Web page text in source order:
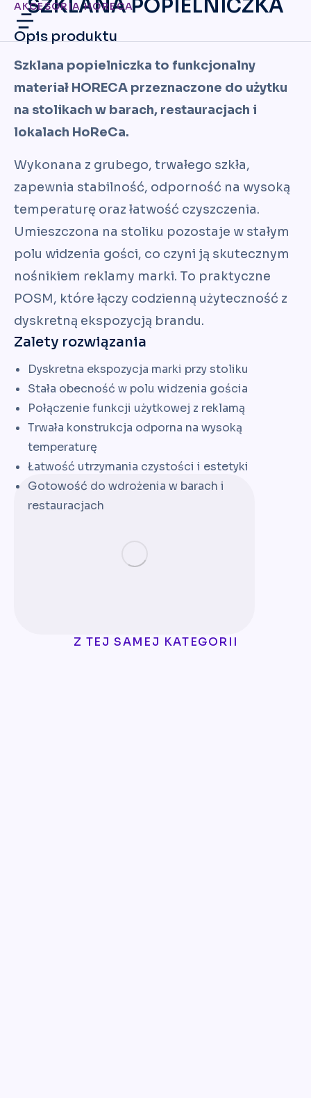
AKCESORIA HORECA
SZKLANA POPIELNICZKA
Opis produktu
Szklana popielniczka to funkcjonalny
materiał HORECA przeznaczone do użytku
na stolikach w barach, restauracjach i
lokalach HoReCa.
Wykonana z grubego, trwałego szkła,
zapewnia stabilność, odporność na wysoką
temperaturę oraz łatwość czyszczenia.
Umieszczona na stoliku pozostaje w stałym
polu widzenia gości, co czyni ją skutecznym
nośnikiem reklamy marki. To praktyczne
POSM, które łączy codzienną użyteczność z
dyskretną ekspozycją brandu.
Zalety rozwiązania
Dyskretna ekspozycja marki przy stoliku
Stała obecność w polu widzenia gościa
Połączenie funkcji użytkowej z reklamą
Trwała konstrukcja odporna na wysoką
temperaturę
Łatwość utrzymania czystości i estetyki
Gotowość do wdrożenia w barach i
restauracjach
Z TEJ SAMEJ KATEGORII